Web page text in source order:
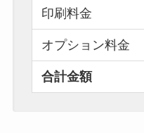
印刷料金
オプション料金
合計金額